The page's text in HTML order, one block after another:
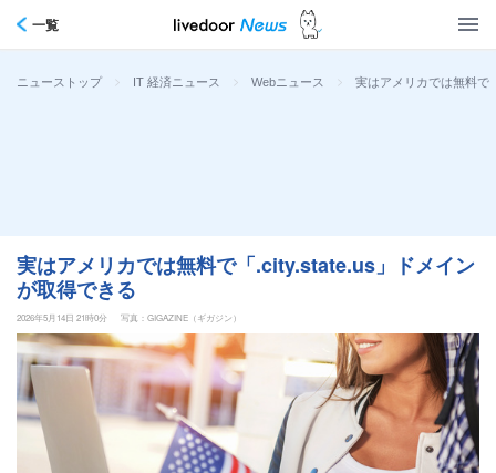
一覧
ニューストップ > IT 経済ニュース > Webニュース > 実はアメリカでは無料
実はアメリカでは無料で「.city.state.us」ドメイン
が取得できる
2026年5月14日 21時0分 写真：GIGAZINE（ギガジン）